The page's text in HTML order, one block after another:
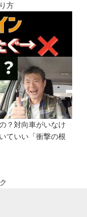
方
？対向車がいなけ
ていい「衝撃の根